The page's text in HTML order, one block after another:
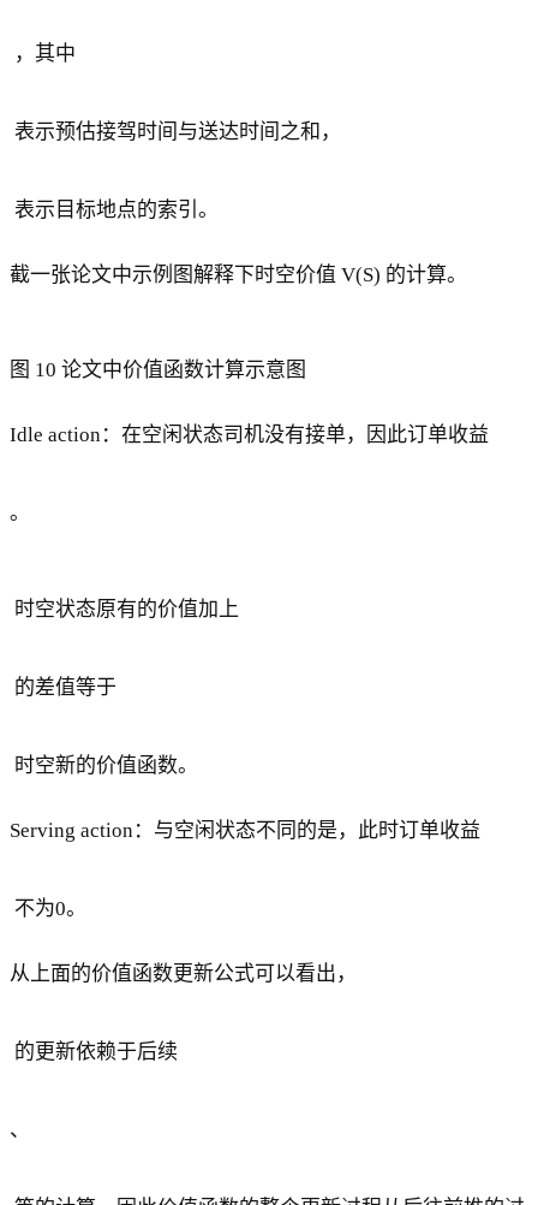
，其中
表示预估接驾时间与送达时间之和，
表示目标地点的索引。
截一张论文中示例图解释下时空价值 V(S) 的计算。
图 10 论文中价值函数计算示意图
Idle action：在空闲状态司机没有接单，因此订单收益
。
时空状态原有的价值加上
的差值等于
时空新的价值函数。
Serving action：与空闲状态不同的是，此时订单收益
不为0。
从上面的价值函数更新公式可以看出，
的更新依赖于后续
、